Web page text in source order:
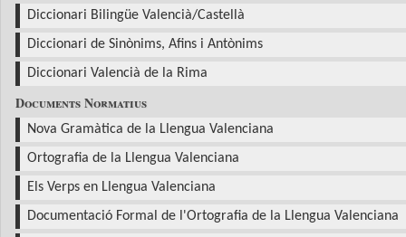
Diccionari Bilingüe Valencià/Castellà
Diccionari de Sinònims, Afins i Antònims
Diccionari Valencià de la Rima
Documents Normatius
Nova Gramàtica de la Llengua Valenciana
Ortografia de la Llengua Valenciana
Els Verps en Llengua Valenciana
Documentació Formal de l'Ortografia de la Llengua Valenciana